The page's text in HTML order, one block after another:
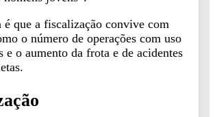
que a fiscalização convive com
o número de operações com uso
e o aumento da frota e de acidentes